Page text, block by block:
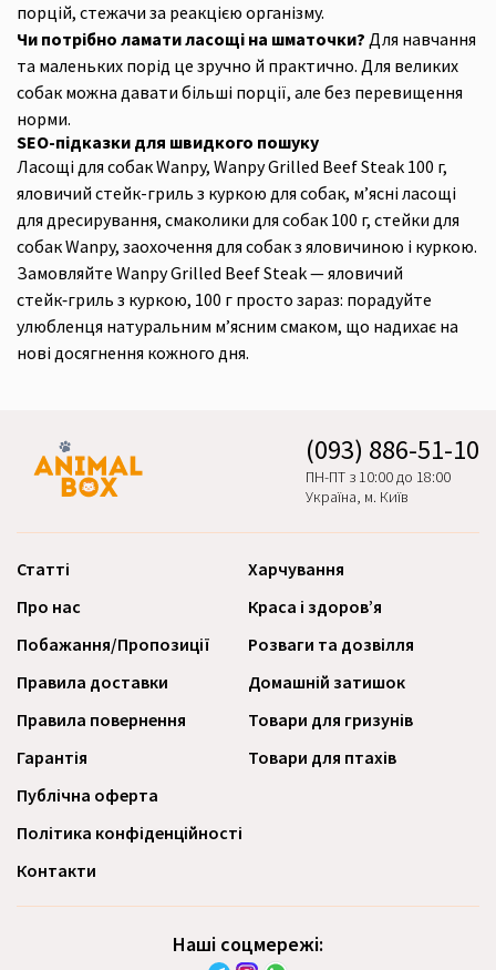
порцій, стежачи за реакцією організму.
Чи потрібно ламати ласощі на шматочки? Для навчання
та маленьких порід це зручно й практично. Для великих
собак можна давати більші порції, але без перевищення
норми.
SEO-підказки для швидкого пошуку
Ласощі для собак Wanpy, Wanpy Grilled Beef Steak 100 г,
яловичий стейк-гриль з куркою для собак, м’ясні ласощі
для дресирування, смаколики для собак 100 г, стейки для
собак Wanpy, заохочення для собак з яловичиною і куркою.
Замовляйте Wanpy Grilled Beef Steak — яловичий
стейк‑гриль з куркою, 100 г просто зараз: порадуйте
улюбленця натуральним м’ясним смаком, що надихає на
нові досягнення кожного дня.
(093) 886-51-10
ПН-ПТ з 10:00 до 18:00
Україна, м. Київ
Статті
Про нас
Побажання/Пропозиції
Правила доставки
Правила повернення
Гарантія
Публічна оферта
Політика конфіденційності
Контакти
Харчування
Краса і здоров’я
Розваги та дозвілля
Домашній затишок
Товари для гризунів
Товари для птахів
Наші соцмережі: